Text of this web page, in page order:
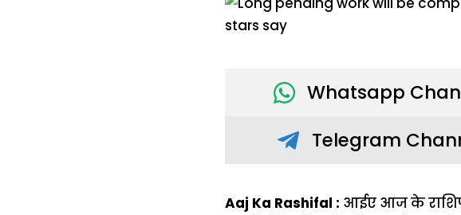
Whatsapp
Telegram
Aaj Ka Rashifal : आईए आज के